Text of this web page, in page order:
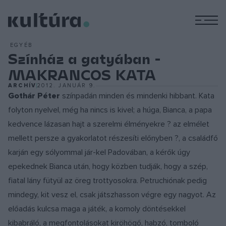
EGYÉB
Színház a gatyában -
MAKRANCOS KATA
ARCHÍV2012. JANUÁR 9.
Gothár Péter színpadán minden és mindenki hibbant. Kata
folyton nyelvel, még ha nincs is kivel; a húga, Bianca, a papa
kedvence lázasan hajt a szerelmi élményekre ? az elmélet
mellett persze a gyakorlatot részesíti előnyben ?, a családfő
karján egy sólyommal jár-kel Padovában, a kérők úgy
epekednek Bianca után, hogy közben tudják, hogy a szép,
fiatal lány fütyül az öreg trottyosokra. Petruchiónak pedig
mindegy, kit vesz el, csak játszhasson végre egy nagyot. Az
előadás kulcsa maga a játék, a komoly döntésekkel
kibabráló, a megfontolásokat kiröhögő, habzó, tomboló